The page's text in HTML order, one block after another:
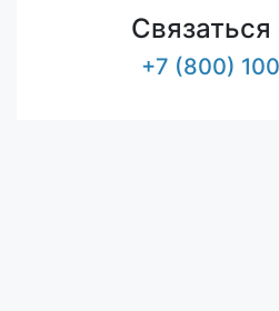
+7 (800)